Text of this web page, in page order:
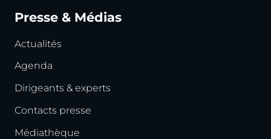
Presse & Médias
Actualités
Agenda
Dirigeants & experts
Contacts presse
Médiathèque